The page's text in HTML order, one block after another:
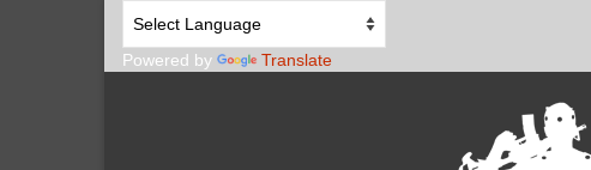
Powered by Translate